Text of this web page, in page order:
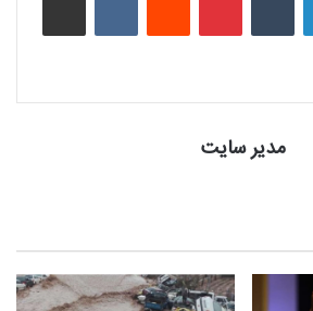
مدیر سایت